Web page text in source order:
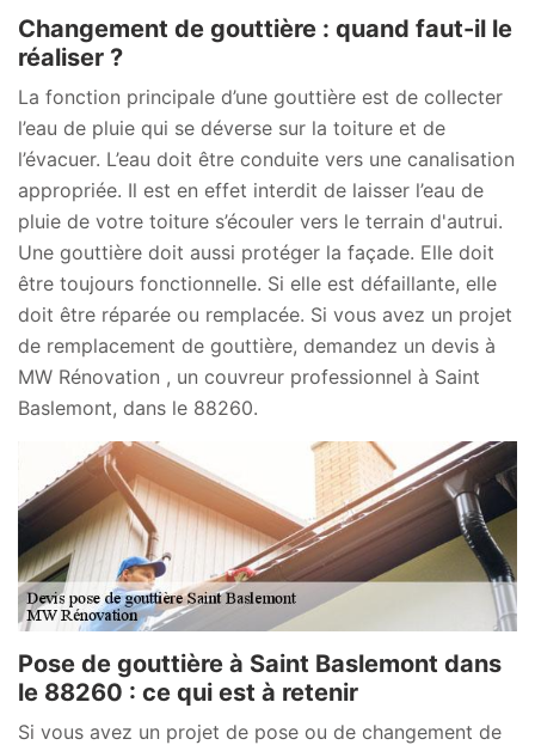
Changement de gouttière : quand faut-il le
réaliser ?
La fonction principale d’une gouttière est de collecter
l’eau de pluie qui se déverse sur la toiture et de
l’évacuer. L’eau doit être conduite vers une canalisation
appropriée. Il est en effet interdit de laisser l’eau de
pluie de votre toiture s’écouler vers le terrain d'autrui.
Une gouttière doit aussi protéger la façade. Elle doit
être toujours fonctionnelle. Si elle est défaillante, elle
doit être réparée ou remplacée. Si vous avez un projet
de remplacement de gouttière, demandez un devis à
MW Rénovation , un couvreur professionnel à Saint
Baslemont, dans le 88260.
Pose de gouttière à Saint Baslemont dans
le 88260 : ce qui est à retenir
Si vous avez un projet de pose ou de changement de